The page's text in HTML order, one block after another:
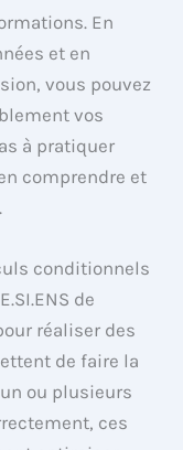
En
et en
vous pouvez
vos
à pratiquer
comprendre et
conditionnels
de
réaliser des
de faire la
ou plusieurs
ces